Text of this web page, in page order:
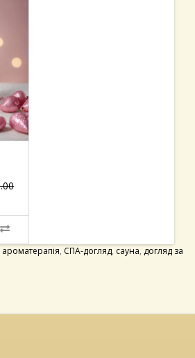
ароматерапія, СПА-догляд, сауна, догляд за